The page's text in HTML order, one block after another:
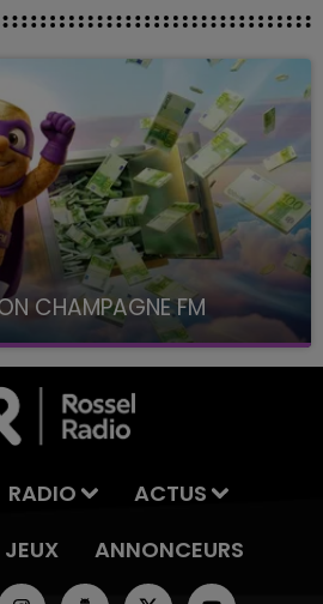
CHAMPAGNE FM
FM, à 8H10
RADIO
ACTUS
JEUX ANNONCEURS